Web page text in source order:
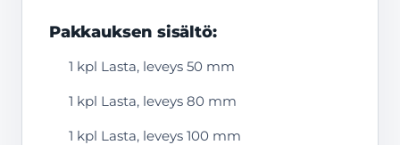
Pakkauksen sisältö:
1 kpl Lasta, leveys 50 mm
1 kpl Lasta, leveys 80 mm
1 kpl Lasta, leveys 100 mm